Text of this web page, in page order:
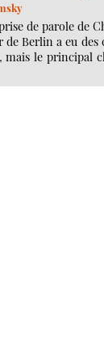
de parole de
Berlin a eu
mais le principal